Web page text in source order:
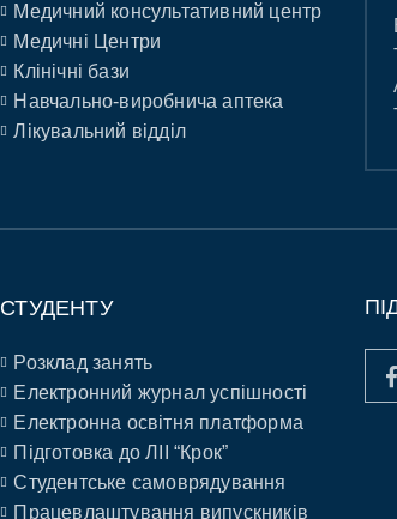
Медичний консультативний центр
Медичні Центри
Клінічні бази
Навчально-виробнича аптека
Лікувальний відділ
СТУДЕНТУ
Розклад занять
Електронний журнал успішності
Електронна освітня платформа
Підготовка до ЛІІ “Крок”
Студентське самоврядування
Працевлаштування випускників